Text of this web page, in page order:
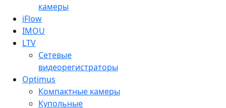
камеры
iFlow
IMOU
LTV
Сетевые
видеорегистраторы
Optimus
Компактные камеры
Купольные